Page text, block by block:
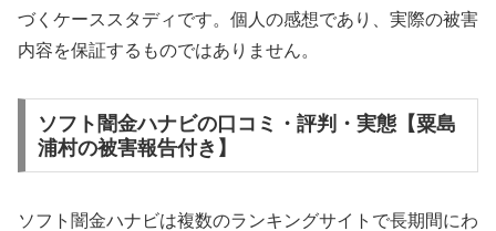
づくケーススタディです。個人の感想であり、実際の被害
内容を保証するものではありません。
ソフト闇金ハナビの口コミ・評判・実態【粟島
浦村の被害報告付き】
ソフト闇金ハナビは複数のランキングサイトで長期間にわ